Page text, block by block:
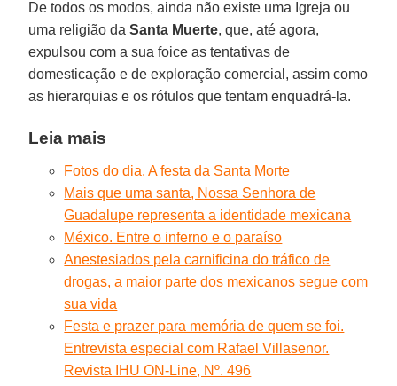
De todos os modos, ainda não existe uma Igreja ou
uma religião daSanta Muerte, que, até agora,
expulsou com a sua foice as tentativas de
domesticação e de exploração comercial, assim como
as hierarquias e os rótulos que tentam enquadrá-la.
Leia mais
Fotos do dia. A festa da Santa Morte
Mais que uma santa, Nossa Senhora de
Guadalupe representa a identidade mexicana
México. Entre o inferno e o paraíso
Anestesiados pela carnificina do tráfico de
drogas, a maior parte dos mexicanos segue com
sua vida
Festa e prazer para memória de quem se foi.
Entrevista especial com Rafael Villasenor.
Revista IHU ON-Line, Nº. 496